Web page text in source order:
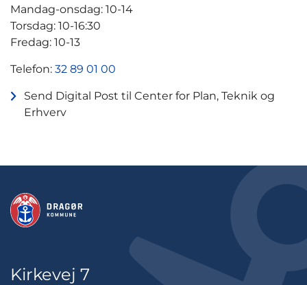
Mandag-onsdag: 10-14
Torsdag: 10-16:30
Fredag: 10-13
Telefon: 32 89 01 00
Send Digital Post til Center for Plan, Teknik og
Erhverv
Kirkevej 7